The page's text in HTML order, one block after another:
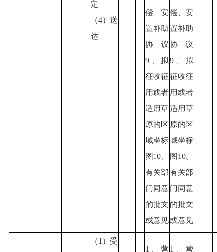
定
（4）送
达
偿、安
置补助
协议
9、拟
征收征
用或者
适用草
原的区
域坐标
图10、
有关部
门同意
的批文
或意见
偿、安
置补助
协议
9、拟
征收征
用或者
适用草
原的区
域坐标
图10、
有关部
门同意
的批文
或意见
（1）受
1、营 1、营